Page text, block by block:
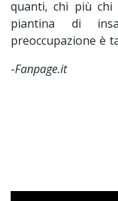
quanti, chi più chi
piantina di
preoccupazione è
-Fanpage.it